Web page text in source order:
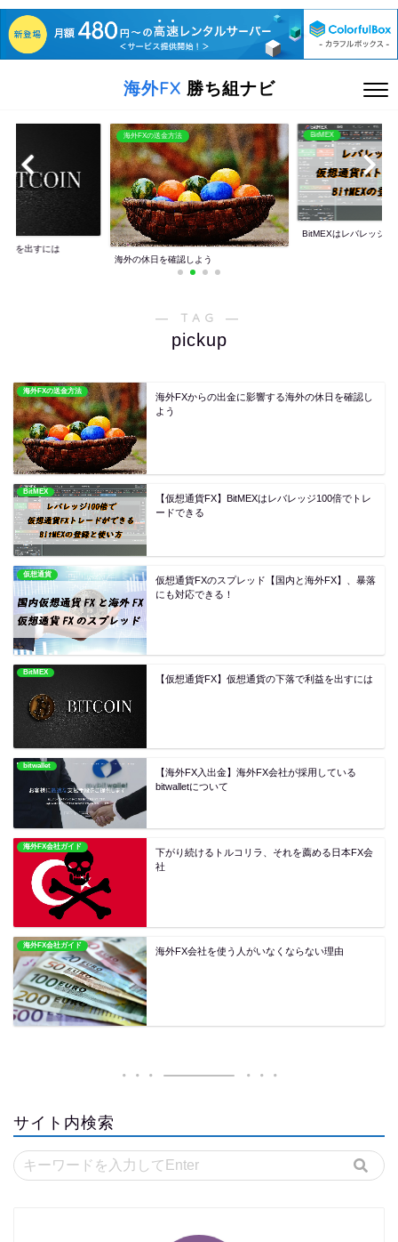
海外FX 勝ち組ナビ
益を出すには
海外FXの送金方法
海外の休日を確認しよう
BitMEX
BitMEXはレバレッジ
― TAG ―
pickup
海外FXの送金方法
海外FXからの出金に影響する海外の休日を確認し
よう
BitMEX
【仮想通貨FX】BitMEXはレバレッジ100倍でトレ
ードできる
仮想通貨
仮想通貨FXのスプレッド【国内と海外FX】、暴落
にも対応できる！
BitMEX
【仮想通貨FX】仮想通貨の下落で利益を出すには
bitwallet
【海外FX入出金】海外FX会社が採用している
bitwalletについて
海外FX会社ガイド
下がり続けるトルコリラ、それを薦める日本FX会
社
海外FX会社ガイド
海外FX会社を使う人がいなくならない理由
サイト内検索